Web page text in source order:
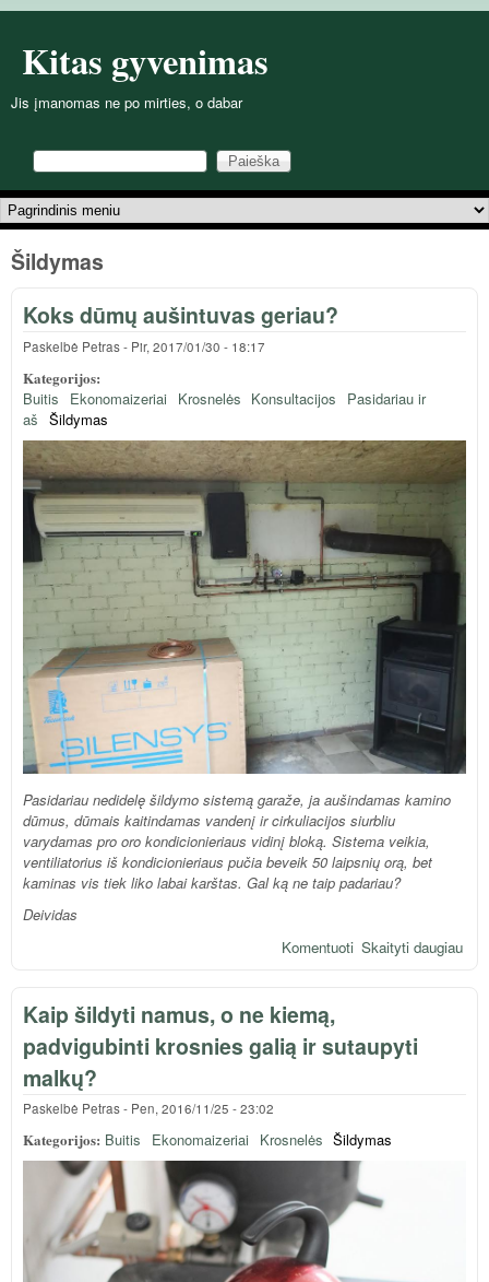
Kitas gyvenimas
Jis įmanomas ne po mirties, o dabar
Paieškos forma
Paieška
Pagrindinis meniu
Šildymas
Koks dūmų aušintuvas geriau?
Paskelbė Petras- Pir, 2017/01/30 - 18:17
Kategorijos:
Buitis
Ekonomaizeriai Krosnelės Konsultacijos
Pasidariau ir
aš Šildymas
Pasidariau nedidelę šildymo sistemą garaže, ja aušindamas kamino
dūmus, dūmais kaitindamas vandenį ir cirkuliacijos siurbliu
varydamas pro oro kondicionieriaus vidinį bloką. Sistema veikia,
ventiliatorius iš kondicionieriaus pučia beveik 50 laipsnių orą, bet
kaminas vis tiek liko labai karštas. Gal ką ne taip padariau?
Deividas
Skaityti daugiau
Komentuoti
Kaip šildyti namus, o ne kiemą,
padvigubinti krosnies galią ir sutaupyti
malkų?
Paskelbė Petras- Pen, 2016/11/25 - 23:02
Kategorijos: Buitis Ekonomaizeriai Krosnelės Šildymas